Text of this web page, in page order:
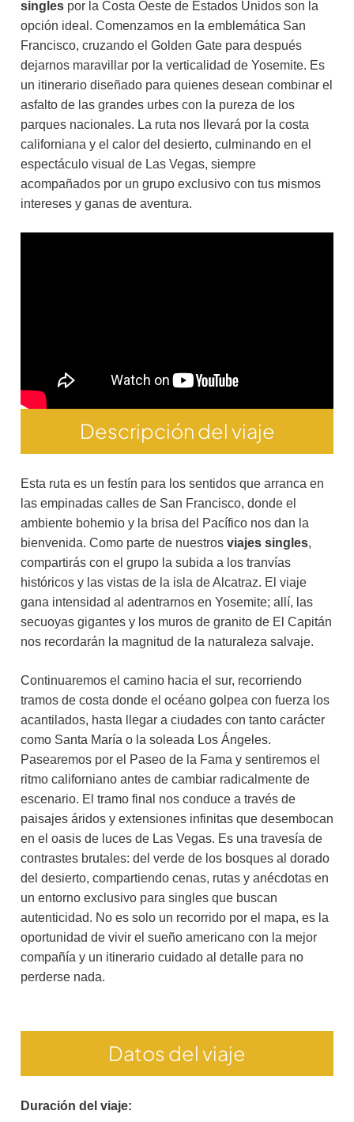
singles por la Costa Oeste de Estados Unidos son la
opción ideal. Comenzamos en la emblemática San
Francisco, cruzando el Golden Gate para después
dejarnos maravillar por la verticalidad de Yosemite. Es
un itinerario diseñado para quienes desean combinar el
asfalto de las grandes urbes con la pureza de los
parques nacionales. La ruta nos llevará por la costa
californiana y el calor del desierto, culminando en el
espectáculo visual de Las Vegas, siempre
acompañados por un grupo exclusivo con tus mismos
intereses y ganas de aventura.
Descripción del viaje
Esta ruta es un festín para los sentidos que arranca en
las empinadas calles de San Francisco, donde el
ambiente bohemio y la brisa del Pacífico nos dan la
bienvenida. Como parte de nuestros viajes singles,
compartirás con el grupo la subida a los tranvías
históricos y las vistas de la isla de Alcatraz. El viaje
gana intensidad al adentrarnos en Yosemite; allí, las
secuoyas gigantes y los muros de granito de El Capitán
nos recordarán la magnitud de la naturaleza salvaje.
Continuaremos el camino hacia el sur, recorriendo
tramos de costa donde el océano golpea con fuerza los
acantilados, hasta llegar a ciudades con tanto carácter
como Santa María o la soleada Los Ángeles.
Pasearemos por el Paseo de la Fama y sentiremos el
ritmo californiano antes de cambiar radicalmente de
escenario. El tramo final nos conduce a través de
paisajes áridos y extensiones infinitas que desembocan
en el oasis de luces de Las Vegas. Es una travesía de
contrastes brutales: del verde de los bosques al dorado
del desierto, compartiendo cenas, rutas y anécdotas en
un entorno exclusivo para singles que buscan
autenticidad. No es solo un recorrido por el mapa, es la
oportunidad de vivir el sueño americano con la mejor
compañía y un itinerario cuidado al detalle para no
perderse nada.
Datos del viaje
Duración del viaje: